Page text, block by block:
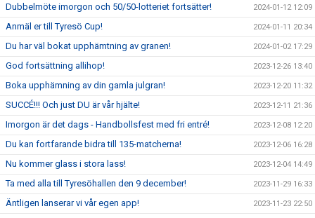
Dubbelmöte imorgon och 50/50-lotteriet fortsätter! 2024-01-12 12:09
Anmäl er till Tyresö Cup! 2024-01-11 20:34
Du har väl bokat upphämtning av granen! 2024-01-02 17:29
God fortsättning allihop! 2023-12-26 13:40
Boka upphämning av din gamla julgran! 2023-12-20 11:32
SUCCÉ!!! Och just DU är vår hjälte! 2023-12-11 21:36
Imorgon är det dags - Handbollsfest med fri entré! 2023-12-08 12:20
Du kan fortfarande bidra till 135-matcherna! 2023-12-06 16:28
Nu kommer glass i stora lass! 2023-12-04 14:49
Ta med alla till Tyresöhallen den 9 december! 2023-11-29 16:33
Äntligen lanserar vi vår egen app! 2023-11-23 22:50